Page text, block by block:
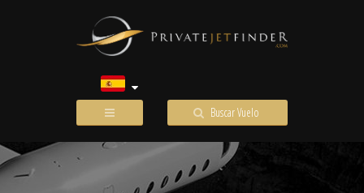
Buscar Vuelo